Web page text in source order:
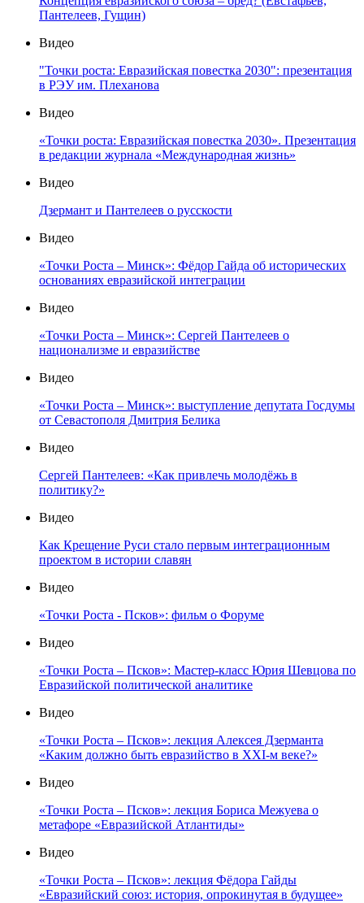
Пантелеев, Гущин)
Видео
"Точки роста: Евразийская повестка 2030": презентация
в РЭУ им. Плеханова
Видео
«Точки роста: Евразийская повестка 2030». Презентация
в редакции журнала «Международная жизнь»
Видео
Дзермант и Пантелеев о русскости
Видео
«Точки Роста – Минск»: Фёдор Гайда об исторических
основаниях евразийской интеграции
Видео
«Точки Роста – Минск»: Сергей Пантелеев о
национализме и евразийстве
Видео
«Точки Роста – Минск»: выступление депутата Госдумы
от Севастополя Дмитрия Белика
Видео
Сергей Пантелеев: «Как привлечь молодёжь в
политику?»
Видео
Как Крещение Руси стало первым интеграционным
проектом в истории славян
Видео
«Точки Роста - Псков»: фильм о Форуме
Видео
«Точки Роста – Псков»: Мастер-класс Юрия Шевцова по
Евразийской политической аналитике
Видео
«Точки Роста – Псков»: лекция Алексея Дзерманта
«Каким должно быть евразийство в XXI-м веке?»
Видео
«Точки Роста – Псков»: лекция Бориса Межуева о
метафоре «Евразийской Атлантиды»
Видео
«Точки Роста – Псков»: лекция Фёдора Гайды
«Евразийский союз: история, опрокинутая в будущее»